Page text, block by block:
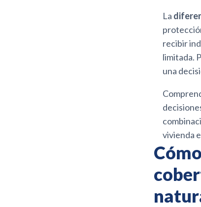
La
recibir
limitada.
una
vivienda